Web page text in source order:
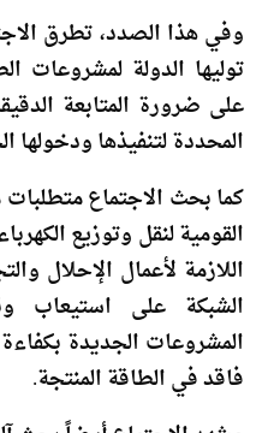
وفي هذا الصدد، تطرق
توليها الدولة لمشروعات
على ضرورة المتابعة
المحددة لتنفيذها ودخولها
كما بحث الاجتماع
القومية لنقل وتوزيع
اللازمة لأعمال الإحلال
الشبكة على استيعاب
المشروعات الجديدة
فاقد في الطاقة المنتجة.